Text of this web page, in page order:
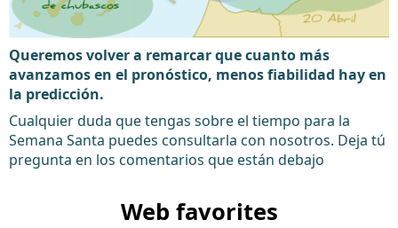
Queremos volver a remarcar que cuanto más
avanzamos en el pronóstico, menos fiabilidad hay en
la predicción.
Cualquier duda que tengas sobre el tiempo para la
Semana Santa puedes consultarla con nosotros. Deja tú
pregunta en los comentarios que están debajo
Web favorites